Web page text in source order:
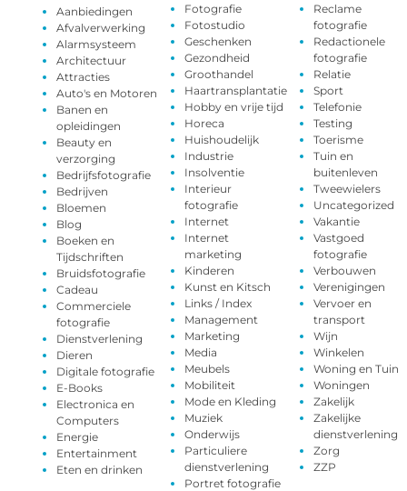
Aanbiedingen
Afvalverwerking
Alarmsysteem
Architectuur
Attracties
Auto's en Motoren
Banen en
opleidingen
Beauty en
verzorging
Bedrijfsfotografie
Bedrijven
Bloemen
Blog
Boeken en
Tijdschriften
Bruidsfotografie
Cadeau
Commerciele
fotografie
Dienstverlening
Dieren
Digitale fotografie
E-Books
Electronica en
Computers
Energie
Entertainment
Eten en drinken
Fotografie
Fotostudio
Geschenken
Gezondheid
Groothandel
Haartransplantatie
Hobby en vrije tijd
Horeca
Huishoudelijk
Industrie
Insolventie
Interieur
fotografie
Internet
Internet
marketing
Kinderen
Kunst en Kitsch
Links / Index
Management
Marketing
Media
Meubels
Mobiliteit
Mode en Kleding
Muziek
Onderwijs
Particuliere
dienstverlening
Portret fotografie
Reclame
fotografie
Redactionele
fotografie
Relatie
Sport
Telefonie
Testing
Toerisme
Tuin en
buitenleven
Tweewielers
Uncategorized
Vakantie
Vastgoed
fotografie
Verbouwen
Verenigingen
Vervoer en
transport
Wijn
Winkelen
Woning en Tuin
Woningen
Zakelijk
Zakelijke
dienstverlening
Zorg
ZZP